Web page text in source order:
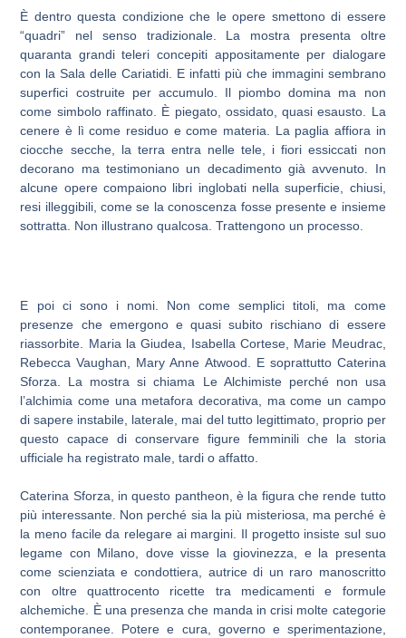
È dentro questa condizione che le opere smettono di essere
“quadri” nel senso tradizionale. La mostra presenta oltre
quaranta grandi teleri concepiti appositamente per dialogare
con la Sala delle Cariatidi. E infatti più che immagini sembrano
superfici costruite per accumulo. Il piombo domina ma non
come simbolo raffinato. È piegato, ossidato, quasi esausto. La
cenere è lì come residuo e come materia. La paglia affiora in
ciocche secche, la terra entra nelle tele, i fiori essiccati non
decorano ma testimoniano un decadimento già avvenuto. In
alcune opere compaiono libri inglobati nella superficie, chiusi,
resi illeggibili, come se la conoscenza fosse presente e insieme
sottratta. Non illustrano qualcosa. Trattengono un processo.
E poi ci sono i nomi. Non come semplici titoli, ma come
presenze che emergono e quasi subito rischiano di essere
riassorbite. Maria la Giudea, Isabella Cortese, Marie Meudrac,
Rebecca Vaughan, Mary Anne Atwood. E soprattutto Caterina
Sforza. La mostra si chiama Le Alchimiste perché non usa
l’alchimia come una metafora decorativa, ma come un campo
di sapere instabile, laterale, mai del tutto legittimato, proprio per
questo capace di conservare figure femminili che la storia
ufficiale ha registrato male, tardi o affatto.
Caterina Sforza, in questo pantheon, è la figura che rende tutto
più interessante. Non perché sia la più misteriosa, ma perché è
la meno facile da relegare ai margini. Il progetto insiste sul suo
legame con Milano, dove visse la giovinezza, e la presenta
come scienziata e condottiera, autrice di un raro manoscritto
con oltre quattrocento ricette tra medicamenti e formule
alchemiche. È una presenza che manda in crisi molte categorie
contemporanee. Potere e cura, governo e sperimentazione,